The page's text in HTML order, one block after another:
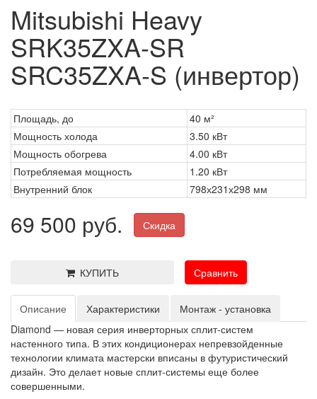
Mitsubishi Heavy
SRK35ZXA-SR
SRC35ZXA-S (инвертор)
Площадь, до
40 м²
Мощность холода
3.50 кВт
Мощность обогрева
4.00 кВт
Потребляемая мощность
1.20 кВт
Внутренний блок
798х231х298 мм
69 500 руб. Скидка
КУПИТЬ Сравнить
Описание Характеристики
Монтаж - установка
Diamond — новая серия инверторных сплит-систем
настенного типа. В этих кондиционерах непревзойденные
технологии климата мастерски вписаны в футуристический
дизайн. Это делает новые сплит-системы еще более
совершенными.